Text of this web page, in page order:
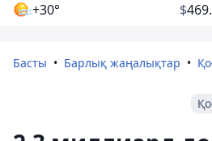
+30° $
Басты Барлық жаңалықтар